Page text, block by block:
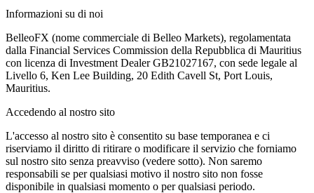
Informazioni su di noi
BelleoFX (nome commerciale di Belleo Markets), regolamentata
dalla Financial Services Commission della Repubblica di Mauritius
con licenza di Investment Dealer GB21027167, con sede legale al
Livello 6, Ken Lee Building, 20 Edith Cavell St, Port Louis,
Mauritius.
Accedendo al nostro sito
L'accesso al nostro sito è consentito su base temporanea e ci
riserviamo il diritto di ritirare o modificare il servizio che forniamo
sul nostro sito senza preavviso (vedere sotto). Non saremo
responsabili se per qualsiasi motivo il nostro sito non fosse
disponibile in qualsiasi momento o per qualsiasi periodo.